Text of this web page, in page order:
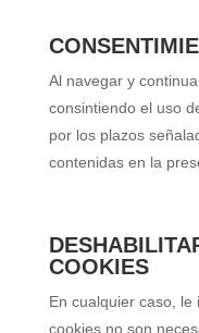
Al navegar y
consintiendo el uso
por los plazos
contenidas en la
COOKIES
En cualquier caso,
cookies no son